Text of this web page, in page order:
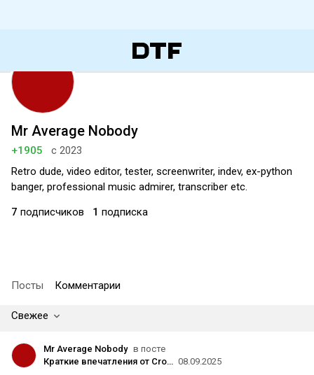
Mr Average Nobody
+1905
с 2023
Retro dude, video editor, tester, screenwriter, indev, ex-python
banger, professional music admirer, transcriber etc.
7 подписчиков 1 подписка
Посты Комментарии
Свежее
Mr Average Nobody в посте
Краткие впечатления от Cronos: The New Dawn по первым двум часам 08.09.2025